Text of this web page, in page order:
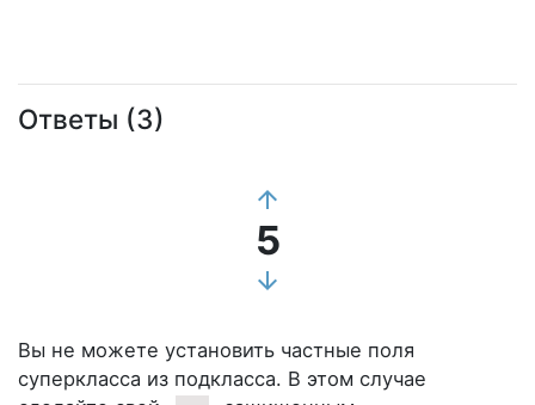
Ответы (3)
arrow_upward
5
arrow_downward
Вы не можете установить частные поля
суперкласса из подкласса. В этом случае